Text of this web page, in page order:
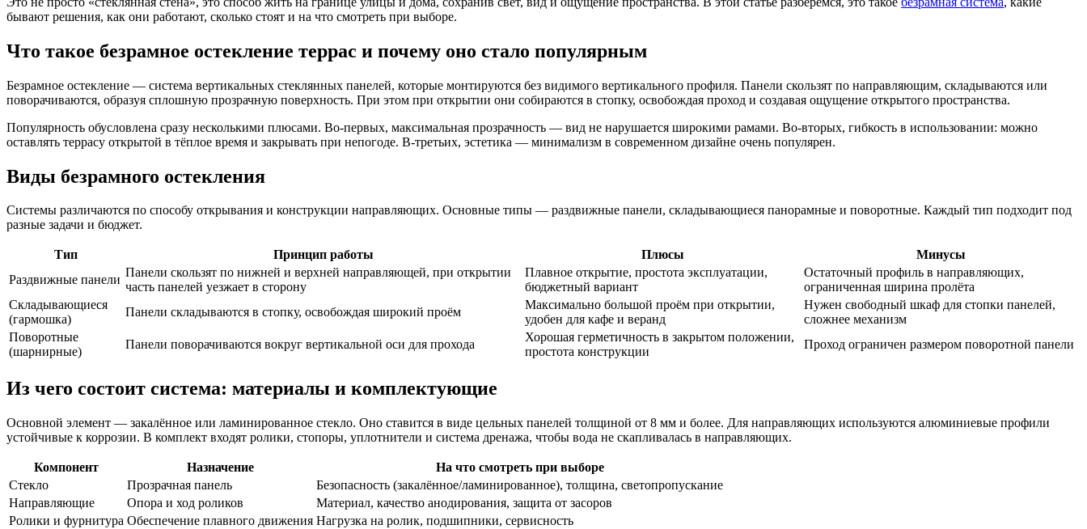
бывают решения, как они работают, сколько стоят и на что смотреть при выборе.
Что такое безрамное остекление террас и почему оно стало популярным
Безрамное остекление — система вертикальных стеклянных панелей, которые монтируются без видимого вертикального профиля. Панели скользят по направляющим, складываются или
поворачиваются, образуя сплошную прозрачную поверхность. При этом при открытии они собираются в стопку, освобождая проход и создавая ощущение открытого пространства.
Популярность обусловлена сразу несколькими плюсами. Во-первых, максимальная прозрачность — вид не нарушается широкими рамами. Во-вторых, гибкость в использовании: можно
оставлять террасу открытой в тёплое время и закрывать при непогоде. В-третьих, эстетика — минимализм в современном дизайне очень популярен.
Виды безрамного остекления
Системы различаются по способу открывания и конструкции направляющих. Основные типы — раздвижные панели, складывающиеся панорамные и поворотные. Каждый тип подходит под
разные задачи и бюджет.
Тип Принцип работы Плюсы
Минусы
Раздвижные панели
Панели скользят по нижней и верхней направляющей, при открытии
часть панелей уезжает в сторону
Плавное открытие, простота эксплуатации,
бюджетный вариант
Остаточный профиль в направляющих,
ограниченная ширина пролёта
Складывающиеся
(гармошка)
Панели складываются в стопку, освобождая широкий проём
Максимально большой проём при открытии,
удобен для кафе и веранд
Нужен свободный шкаф для стопки панелей,
сложнее механизм
Поворотные
(шарнирные)
Панели поворачиваются вокруг вертикальной оси для прохода
Хорошая герметичность в закрытом положении,
простота конструкции
Проход ограничен размером поворотной панели
Из чего состоит система: материалы и комплектующие
Основной элемент — закалённое или ламинированное стекло. Оно ставится в виде цельных панелей толщиной от 8 мм и более. Для направляющих используются алюминиевые профили
устойчивые к коррозии. В комплект входят ролики, стопоры, уплотнители и система дренажа, чтобы вода не скапливалась в направляющих.
Компонент Назначение
На что смотреть при выборе
Стекло
Прозрачная панель
Безопасность (закалённое/ламинированное), толщина, светопропускание
Направляющие
Опора и ход роликов
Материал, качество анодирования, защита от засоров
Ролики и фурнитура Обеспечение плавного движения Нагрузка на ролик, подшипники, сервисность